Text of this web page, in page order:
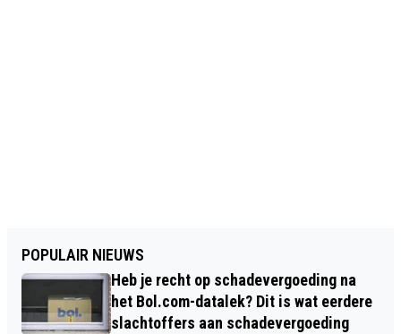
POPULAIR NIEUWS
Heb je recht op schadevergoeding na
het Bol.com-datalek? Dit is wat eerdere
slachtoffers aan schadevergoeding